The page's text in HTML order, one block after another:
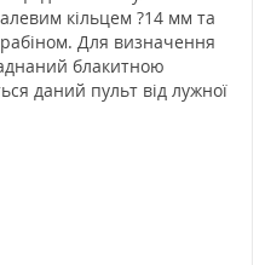
кільцем ?14 мм та
Для визначення
блакитною
даний пульт від лужної